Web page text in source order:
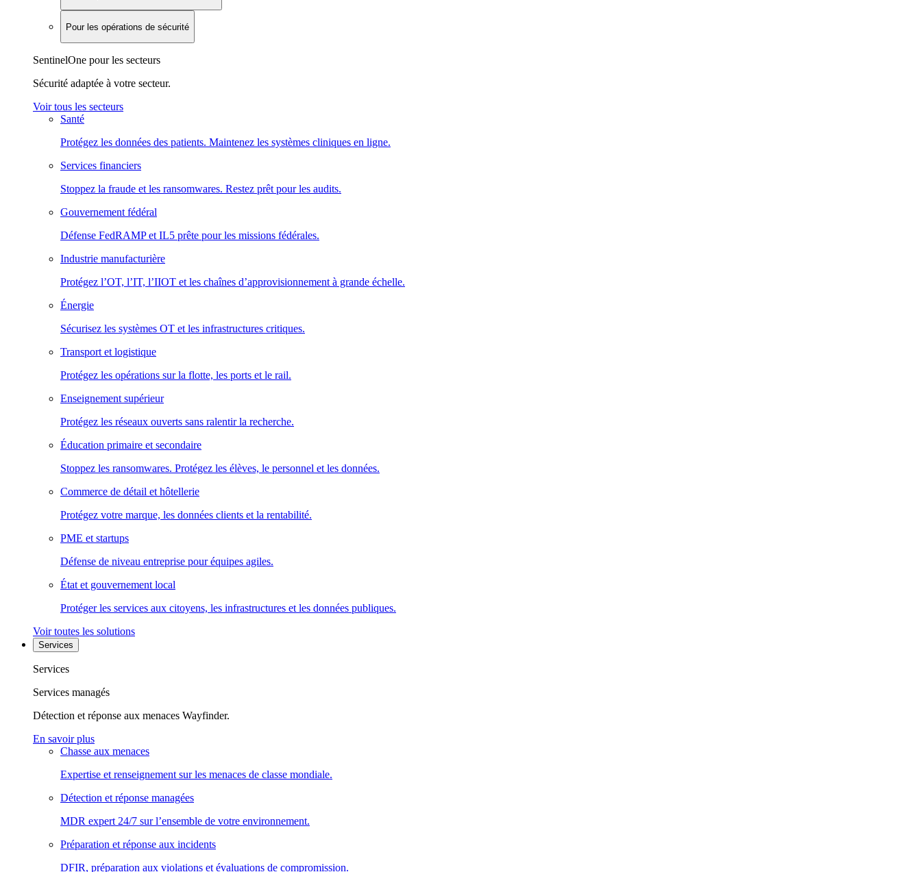
Pour les opérations de sécurité
SentinelOne pour les secteurs
Sécurité adaptée à votre secteur.
Voir tous les secteurs
Santé
Protégez les données des patients. Maintenez les systèmes cliniques en ligne.
Services financiers
Stoppez la fraude et les ransomwares. Restez prêt pour les audits.
Gouvernement fédéral
Défense FedRAMP et IL5 prête pour les missions fédérales.
Industrie manufacturière
Protégez l’OT, l’IT, l’IIOT et les chaînes d’approvisionnement à grande échelle.
Énergie
Sécurisez les systèmes OT et les infrastructures critiques.
Transport et logistique
Protégez les opérations sur la flotte, les ports et le rail.
Enseignement supérieur
Protégez les réseaux ouverts sans ralentir la recherche.
Éducation primaire et secondaire
Stoppez les ransomwares. Protégez les élèves, le personnel et les données.
Commerce de détail et hôtellerie
Protégez votre marque, les données clients et la rentabilité.
PME et startups
Défense de niveau entreprise pour équipes agiles.
État et gouvernement local
Protéger les services aux citoyens, les infrastructures et les données publiques.
Voir toutes les solutions
Services
Services
Services managés
Détection et réponse aux menaces Wayfinder.
En savoir plus
Chasse aux menaces
Expertise et renseignement sur les menaces de classe mondiale.
Détection et réponse managées
MDR expert 24/7 sur l’ensemble de votre environnement.
Préparation et réponse aux incidents
DFIR, préparation aux violations et évaluations de compromission.